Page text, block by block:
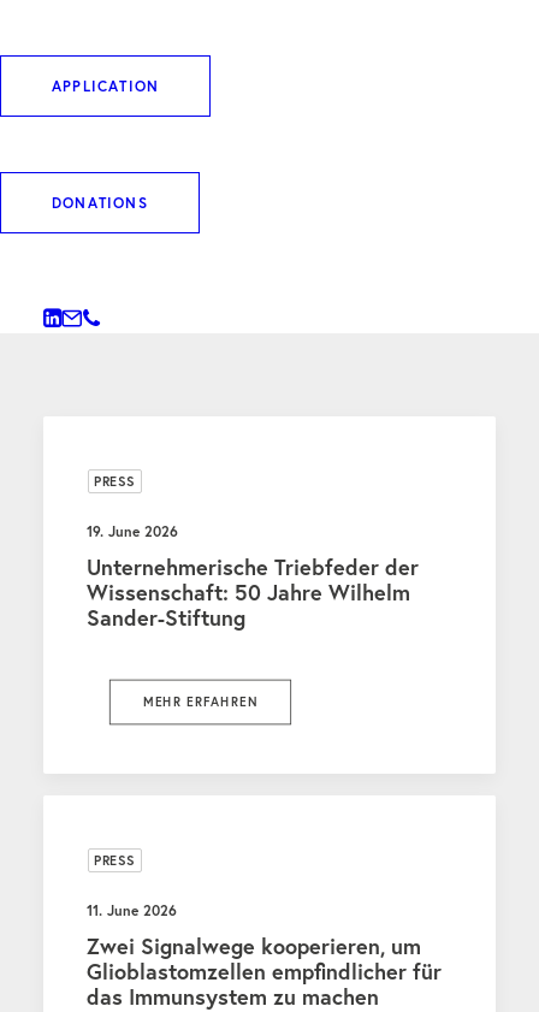
APPLICATION
DONATIONS
PRESS
19. June 2026
Unternehmerische Triebfeder der
Wissenschaft: 50 Jahre Wilhelm
Sander-Stiftung
MEHR ERFAHREN
PRESS
11. June 2026
Zwei Signalwege kooperieren, um
Glioblastomzellen empfindlicher für
das Immunsystem zu machen